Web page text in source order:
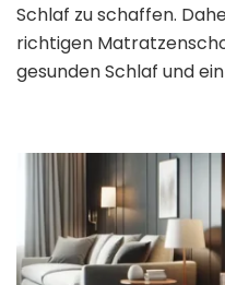
Schlaf zu schaffen.
richtigen
gesunden Schlaf und